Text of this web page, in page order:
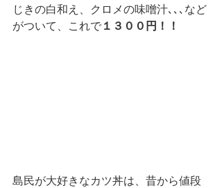
じきの白和え、クロメの味噌汁､､､など
がついて、これで １３００円！！
島民が大好きなカツ丼は、昔から値段